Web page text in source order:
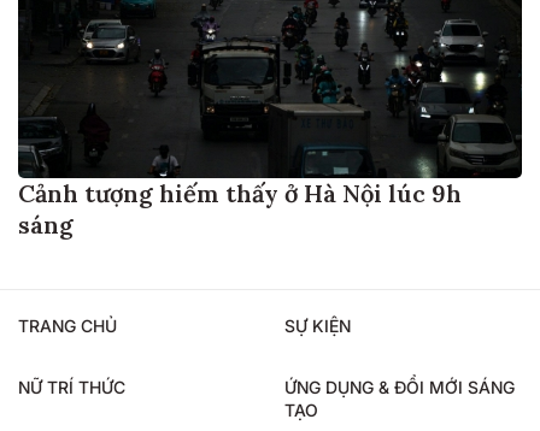
Cảnh tượng hiếm thấy ở Hà Nội lúc 9h
sáng
TRANG CHỦ SỰ KIỆN
NỮ TRÍ THỨC
ỨNG DỤNG & ĐỔI MỚI SÁNG
TẠO